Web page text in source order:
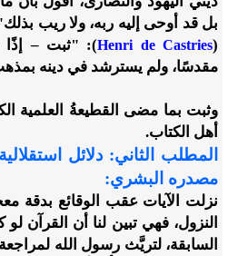
بل قد أوحى إليه ربه، ولا ريب
(
Henri de Castries): "ثبت – إذًا
مقدسًا، ولم يسترشد في دينه
وثبت بما مضى القطيعةُ العلمية
أهل الكتاب.
المطلب الثاني: دلائل
مصدره البشري:
نزلت الآيات عقب الوقائع بدقة
النزول، فهي تبين لنا أن القرآن
السابقة، لتريَّث رسول الله